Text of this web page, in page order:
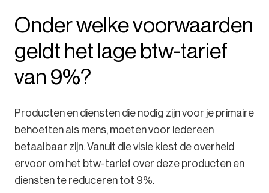
Onder welke voorwaarden
geldt het lage btw-tarief
van 9%?
Producten en diensten die nodig zijn voor je primaire
behoeften als mens, moeten voor iedereen
betaalbaar zijn. Vanuit die visie kiest de overheid
ervoor om het btw-tarief over deze producten en
diensten te reduceren tot 9%.